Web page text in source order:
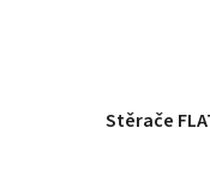
Stěrače